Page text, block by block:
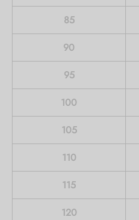
85
90
95
100
105
110
115
120